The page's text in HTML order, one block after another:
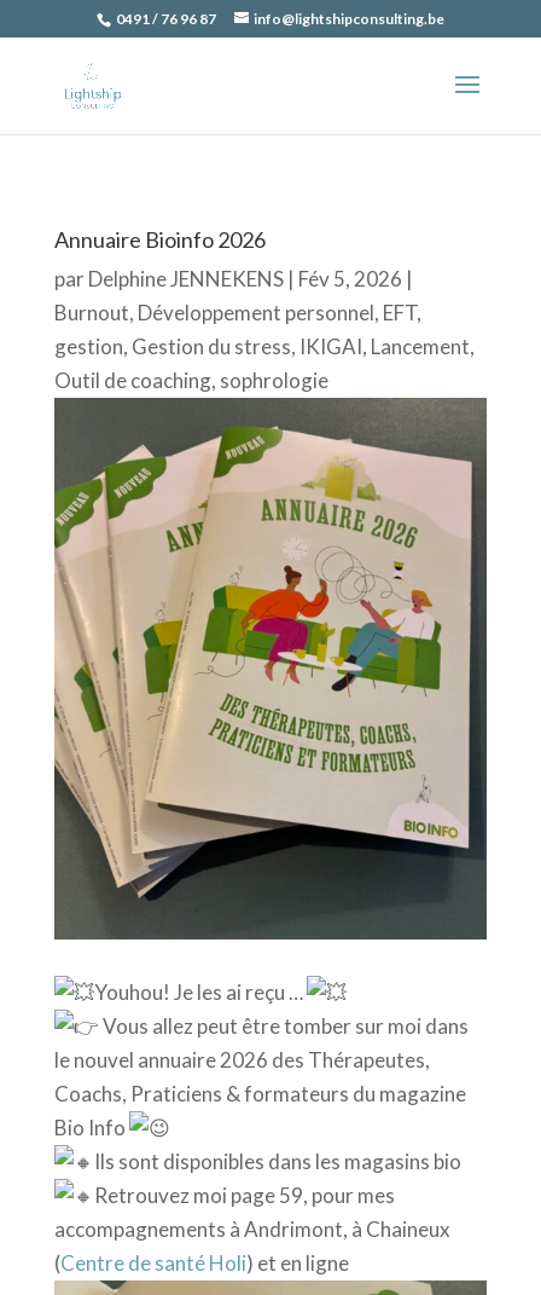
0491 / 76 96 87 info@lightshipconsulting.be
Annuaire Bioinfo 2026
parDelphine JENNEKENS| Fév 5, 2026 |
Burnout, Développement personnel, EFT,
gestion, Gestion du stress, IKIGAI, Lancement,
Outil de coaching, sophrologie
Youhou! Je les ai reçu …
Vous allez peut être tomber sur moi dans
le nouvel annuaire 2026 des Thérapeutes,
Coachs, Praticiens & formateurs du magazine
Bio Info
Ils sont disponibles dans les magasins bio
Retrouvez moi page 59, pour mes
accompagnements à Andrimont, à Chaineux
(Centre de santé Holi) et en ligne